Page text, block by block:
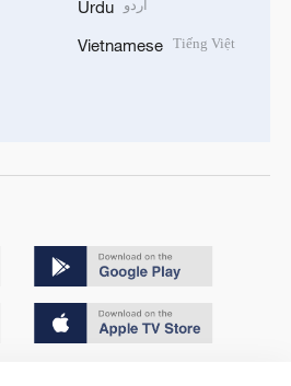
Urdu اردو
Vietnamese Tiếng Việt